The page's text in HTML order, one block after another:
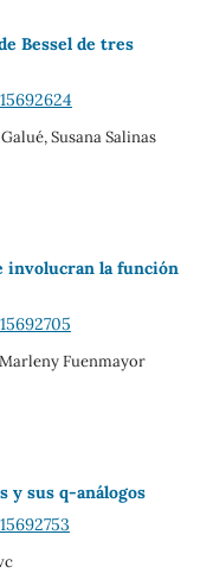
Bessel de tres
Susana Salinas
involucran la función
Fuenmayor
y sus q-análogos